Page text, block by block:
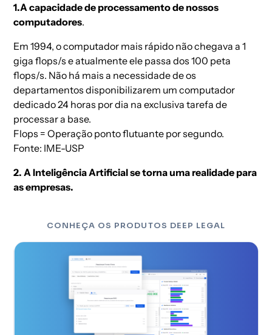
1.A capacidade de processamento de nossos
computadores.
Em 1994, o computador mais rápido não chegava a 1
giga flops/s e atualmente ele passa dos 100 peta
flops/s. Não há mais a necessidade de os
departamentos disponibilizarem um computador
dedicado 24 horas por dia na exclusiva tarefa de
processar a base.
Flops = Operação ponto flutuante por segundo.
Fonte: IME-USP
2. A Inteligência Artificial se torna uma realidade para
as empresas.
CONHEÇA OS PRODUTOS DEEP LEGAL